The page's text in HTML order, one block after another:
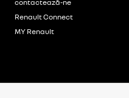
contactează-ne
Renault Connect
MY Renault